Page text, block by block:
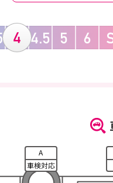
A
車検対応